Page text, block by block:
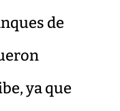
de
ya que